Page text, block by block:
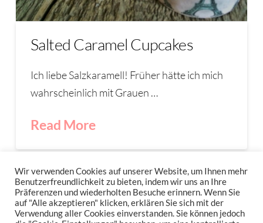
Salted Caramel Cupcakes
Ich liebe Salzkaramell! Früher hätte ich mich
wahrscheinlich mit Grauen …
Read More
IMPRESSUM
DATENSCHUTZERKLÄRUNG
NEWSLETTER DATENSCHUTZRICHTLINIEN
Wir verwenden Cookies auf unserer Website, um Ihnen mehr
Benutzerfreundlichkeit zu bieten, indem wir uns an Ihre
Präferenzen und wiederholten Besuche erinnern. Wenn Sie
auf "Alle akzeptieren" klicken, erklären Sie sich mit der
Verwendung aller Cookies einverstanden. Sie können jedoch